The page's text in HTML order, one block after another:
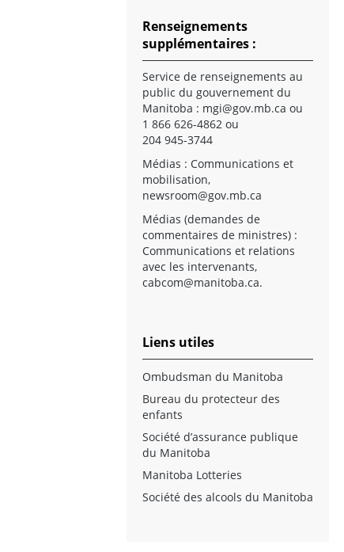
Renseignements
supplémentaires :
Service de renseignements au
public du gouvernement du
Manitoba : mgi@gov.mb.ca ou
1 866 626-4862 ou
204 945-3744
Médias : Communications et
mobilisation,
newsroom@gov.mb.ca
Médias (demandes de
commentaires de ministres) :
Communications et relations
avec les intervenants,
cabcom@manitoba.ca.
Liens utiles
Ombudsman du Manitoba
Bureau du protecteur des
enfants
Société d’assurance publique
du Manitoba
Manitoba Lotteries
Société des alcools du Manitoba